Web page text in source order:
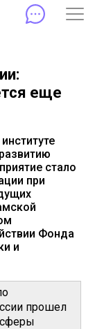
еще
стало
при
Фонда
и
прошел
сферы